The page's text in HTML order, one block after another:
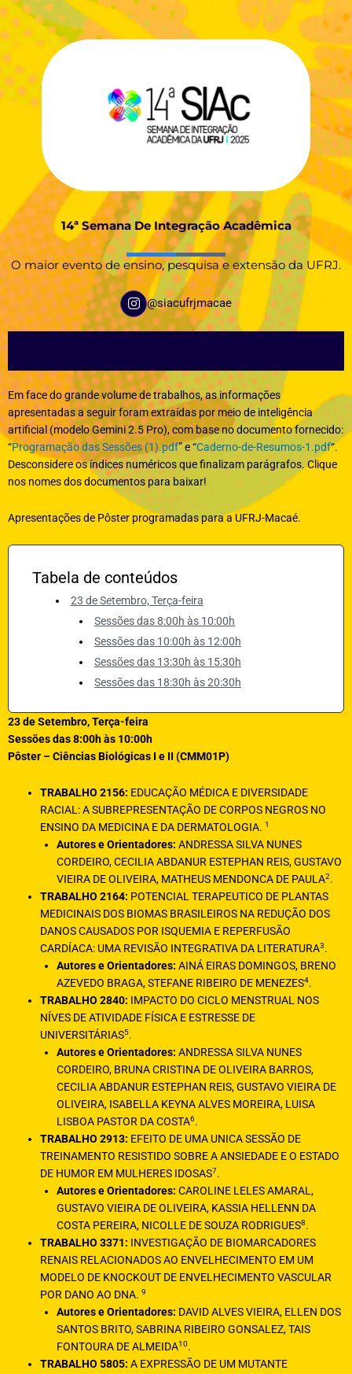
14ª Semana De Integração Acadêmica
O maior evento de ensino, pesquisa e extensão da UFRJ.
I
n
s
t
r
a
m
@siacufrjmacae
Em face do grande volume de trabalhos, as informações
apresentadas a seguir foram extraídas por meio de inteligência
artificial (modelo Gemini 2.5 Pro), com base no documento fornecido:
“Programação das Sessões (1).pdf” e “Caderno-de-Resumos-1.pdf“.
Desconsidere os índices numéricos que finalizam parágrafos. Clique
nos nomes dos documentos para baixar!
Apresentações de Pôster programadas para a UFRJ-Macaé.
Tabela de conteúdos
23 de Setembro, Terça-feira
Sessões das 8:00h às 10:00h
Sessões das 10:00h às 12:00h
Sessões das 13:30h às 15:30h
Sessões das 18:30h às 20:30h
23 de Setembro, Terça-feira
Sessões das 8:00h às 10:00h
Pôster – Ciências Biológicas I e II (CMM01P)
TRABALHO 2156: EDUCAÇÃO MÉDICA E DIVERSIDADE
RACIAL: A SUBREPRESENTAÇÃO DE CORPOS NEGROS NO
ENSINO DA MEDICINA E DA DERMATOLOGIA.1
Autores e Orientadores: ANDRESSA SILVA NUNES
CORDEIRO, CECILIA ABDANUR ESTEPHAN REIS, GUSTAVO
VIEIRA DE OLIVEIRA, MATHEUS MENDONCA DE PAULA2.
TRABALHO 2164: POTENCIAL TERAPEUTICO DE PLANTAS
MEDICINAIS DOS BIOMAS BRASILEIROS NA REDUÇÃO DOS
DANOS CAUSADOS POR ISQUEMIA E REPERFUSÃO
CARDÍACA: UMA REVISÃO INTEGRATIVA DA LITERATURA3.
Autores e Orientadores: AINÁ EIRAS DOMINGOS, BRENO
AZEVEDO BRAGA, STEFANE RIBEIRO DE MENEZES4.
TRABALHO 2840: IMPACTO DO CICLO MENSTRUAL NOS
NÍVES DE ATIVIDADE FÍSICA E ESTRESSE DE
UNIVERSITÁRIAS5.
Autores e Orientadores: ANDRESSA SILVA NUNES
CORDEIRO, BRUNA CRISTINA DE OLIVEIRA BARROS,
CECILIA ABDANUR ESTEPHAN REIS, GUSTAVO VIEIRA DE
OLIVEIRA, ISABELLA KEYNA ALVES MOREIRA, LUISA
LISBOA PASTOR DA COSTA6.
TRABALHO 2913: EFEITO DE UMA UNICA SESSÃO DE
TREINAMENTO RESISTIDO SOBRE A ANSIEDADE E O ESTADO
DE HUMOR EM MULHERES IDOSAS7.
Autores e Orientadores: CAROLINE LELES AMARAL,
GUSTAVO VIEIRA DE OLIVEIRA, KASSIA HELLENN DA
COSTA PEREIRA, NICOLLE DE SOUZA RODRIGUES8.
TRABALHO 3371: INVESTIGAÇÃO DE BIOMARCADORES
RENAIS RELACIONADOS AO ENVELHECIMENTO EM UM
MODELO DE KNOCKOUT DE ENVELHECIMENTO VASCULAR
POR DANO AO DNA.9
Autores e Orientadores: DAVID ALVES VIEIRA, ELLEN DOS
SANTOS BRITO, SABRINA RIBEIRO GONSALEZ, TAIS
FONTOURA DE ALMEIDA10.
TRABALHO 5805: A EXPRESSÃO DE UM MUTANTE